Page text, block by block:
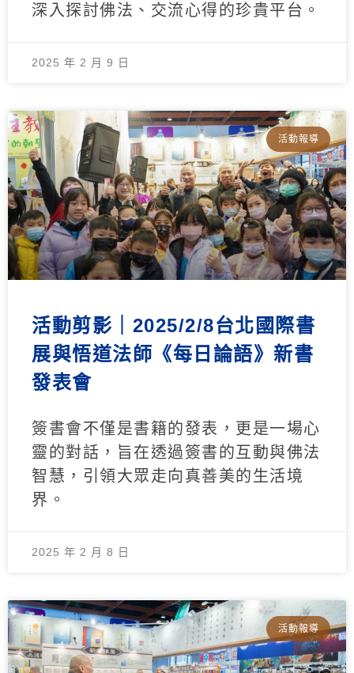
深入探討佛法、交流心得的珍貴平台。
2025 年 2 月 9 日
活動報導
活動剪影｜2025/2/8台北國際書
展與悟道法師《每日論語》新書
發表會
簽書會不僅是書籍的發表，更是一場心
靈的對話，旨在透過簽書的互動與佛法
智慧，引領大眾走向真善美的生活境
界。
2025 年 2 月 8 日
活動報導